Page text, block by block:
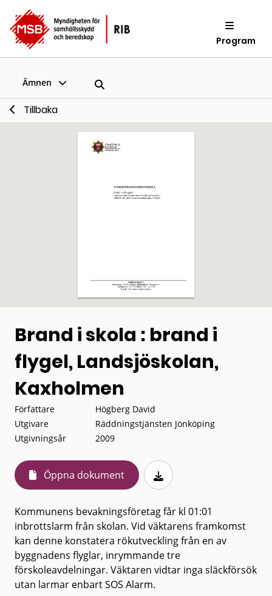
Program
Ämnen
Tillbaka
Brand i skola : brand i
flygel, Landsjöskolan,
Kaxholmen
Författare
Högberg David
Utgivare
Räddningstjänsten Jönköping
Utgivningsår
2009
Öppna dokument
Kommunens bevakningsföretag får kl 01:01
inbrottslarm från skolan. Vid väktarens framkomst
kan denne konstatera rökutveckling från en av
byggnadens flyglar, inrymmande tre
förskoleavdelningar. Väktaren vidtar inga släckförsök
utan larmar enbart SOS Alarm.